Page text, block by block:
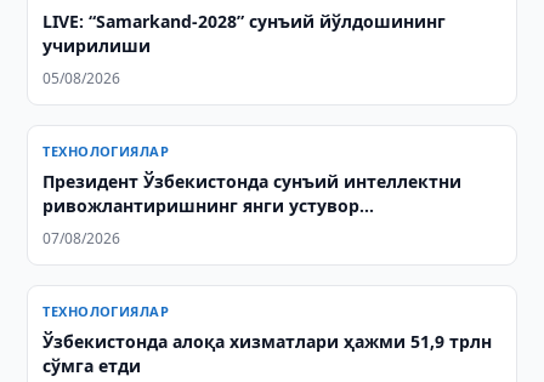
LIVE: “Samarkand-2028” сунъий йўлдошининг
учирилиши
05/08/2026
ТЕХНОЛОГИЯЛАР
Президент Ўзбекистонда сунъий интеллектни
ривожлантиришнинг янги устувор
йўналишларини белгилаб берди
07/08/2026
ТЕХНОЛОГИЯЛАР
Ўзбекистонда алоқа хизматлари ҳажми 51,9 трлн
сўмга етди